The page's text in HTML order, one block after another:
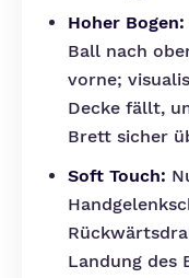
Hoher Bogen:
Ball nach
vorne;
Decke fällt,
Brett sicher
Soft Touch:
Landung des